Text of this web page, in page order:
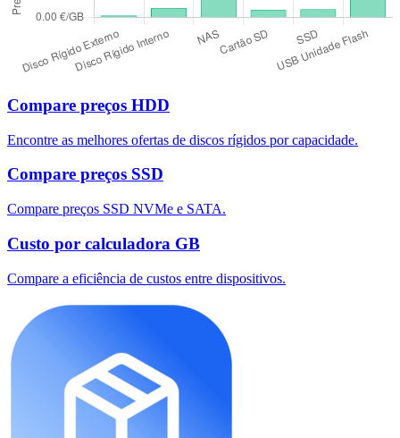
Compare preços HDD
Encontre as melhores ofertas de discos rígidos por capacidade.
Compare preços SSD
Compare preços SSD NVMe e SATA.
Custo por calculadora GB
Compare a eficiência de custos entre dispositivos.